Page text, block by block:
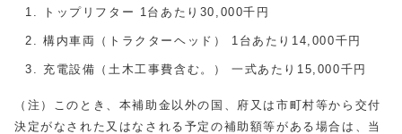
トップリフター 1台あたり30,000千円
構内車両（トラクターヘッド） 1台あたり14,000千円
充電設備（土木工事費含む。） 一式あたり15,000千円
（注）このとき、本補助⾦以外の国、府⼜は市町村等から交付
決定がなされた⼜はなされる予定の補助額等がある場合は、当